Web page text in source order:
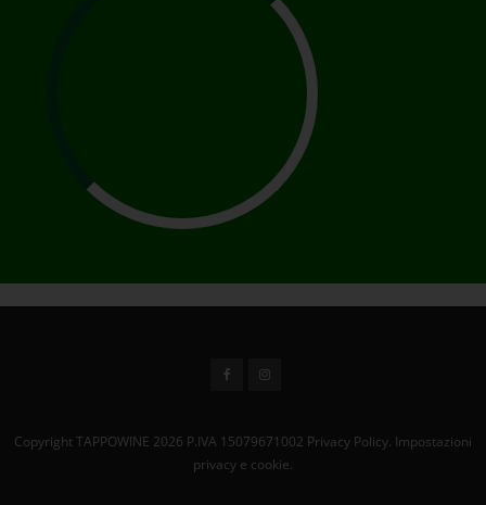
Copyright TAPPOWINE 2026 P.IVA 15079671002 Privacy Policy. Impostazioni
privacy e cookie.